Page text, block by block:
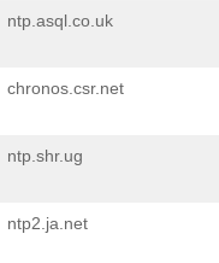
ntp.asql.co.uk
chronos.csr.net
ntp.shr.ug
ntp2.ja.net